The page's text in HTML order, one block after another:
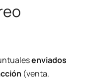
enviados
(venta,